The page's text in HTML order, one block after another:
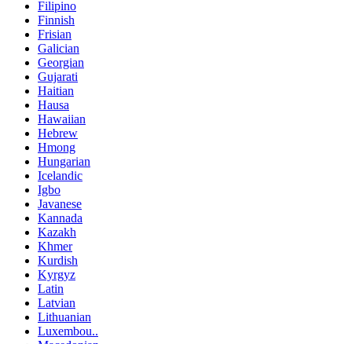
Filipino
Finnish
Frisian
Galician
Georgian
Gujarati
Haitian
Hausa
Hawaiian
Hebrew
Hmong
Hungarian
Icelandic
Igbo
Javanese
Kannada
Kazakh
Khmer
Kurdish
Kyrgyz
Latin
Latvian
Lithuanian
Luxembou..